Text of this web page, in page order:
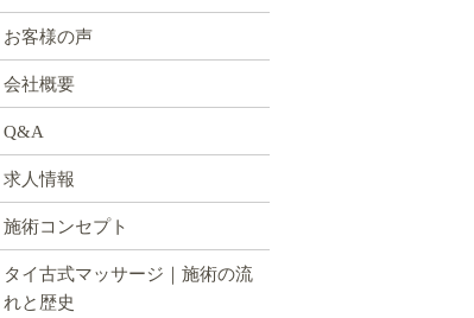
お客様の声
会社概要
Q&A
求人情報
施術コンセプト
タイ古式マッサージ｜施術の流
れと歴史